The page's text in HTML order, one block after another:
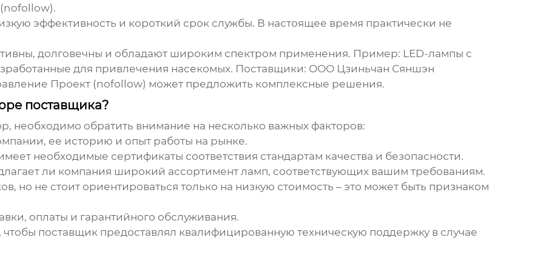
эффективность и короткий срок службы. В настоящее время практически не
долговечны и обладают широким спектром применения. Пример: LED-лампы с
для привлечения насекомых. Поставщики: ООО Цзиньчан Сяншэн
Проект (nofollow) может предложить комплексные решения.
поставщика?
необходимо обратить внимание на несколько важных факторов:
ее историю и опыт работы на рынке.
необходимые сертификаты соответствия стандартам качества и безопасности.
ли компания широкий ассортимент ламп, соответствующих вашим требованиям.
но не стоит ориентироваться только на низкую стоимость – это может быть признаком
оплаты и гарантийного обслуживания.
чтобы поставщик предоставлял квалифицированную техническую поддержку в случае